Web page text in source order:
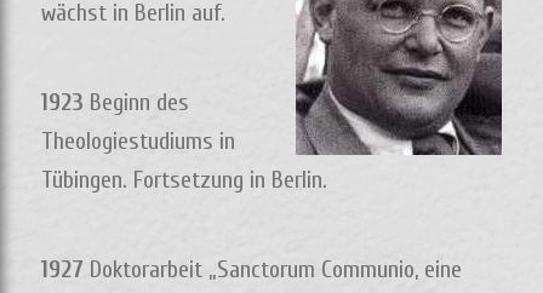
wächst in Berlin auf.
1923 Beginn des
Theologiestudiums in
Tübingen. Fortsetzung in Berlin.
1927 Doktorarbeit „Sanctorum Communio, eine